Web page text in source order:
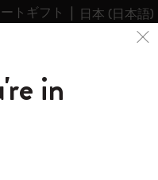
トギフト 日本 (日本語)
ール in